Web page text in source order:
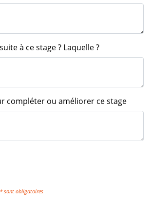
à ce stage ? Laquelle ?
compléter ou améliorer ce stage
sont obligatoires